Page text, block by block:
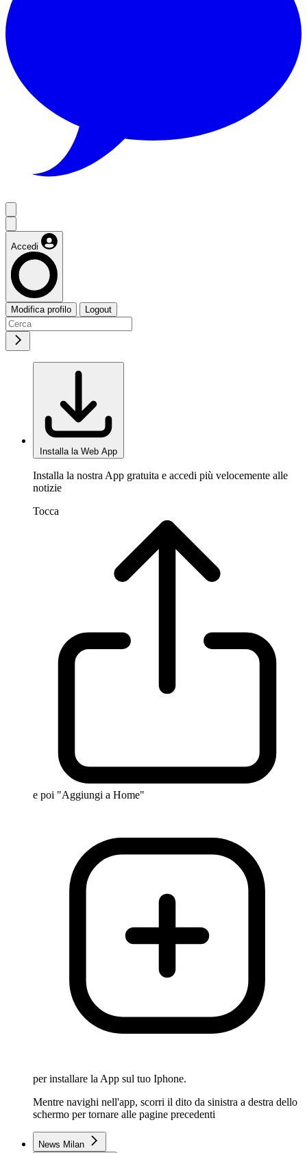
Accedi
Modifica profilo Logout
Installa la Web App
Installa la nostra App gratuita e accedi più velocemente alle
notizie
Tocca
e poi "Aggiungi a Home"
per installare la App sul tuo Iphone.
Mentre navighi nell'app, scorri il dito da sinistra a destra dello
schermo per tornare alle pagine precedenti
News Milan